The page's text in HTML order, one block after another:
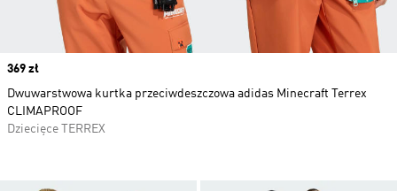
Price
369 zł
Dwuwarstwowa kurtka przeciwdeszczowa adidas Minecraft Terrex
CLIMAPROOF
Dziecięce TERREX